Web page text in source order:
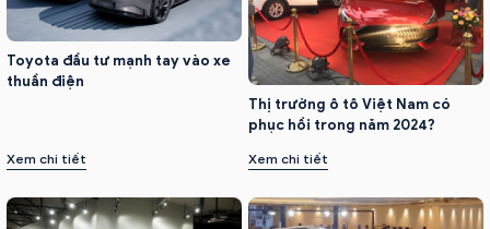
Toyota đầu tư mạnh tay vào xe
thuần điện
Xem chi tiết
Thị trường ô tô Việt Nam có
phục hồi trong năm 2024?
Xem chi tiết